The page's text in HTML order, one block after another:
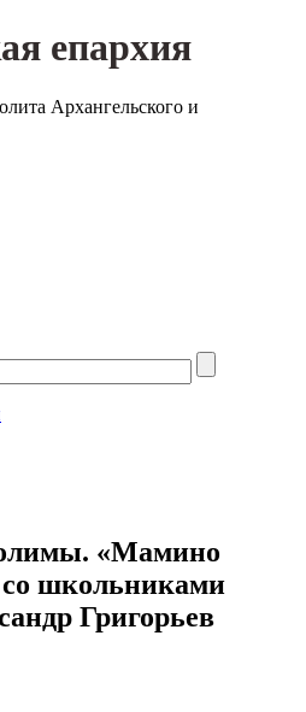
епархия
Архангельского и
«Мамино
со школьниками
Григорьев